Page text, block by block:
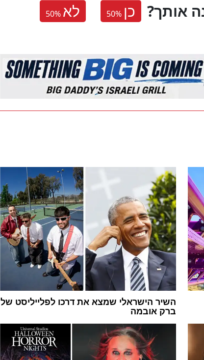
50% לא 50% כן אותך
השיר הישראלי שמצא את דרכו לפלייליסט של
ברק אובמה